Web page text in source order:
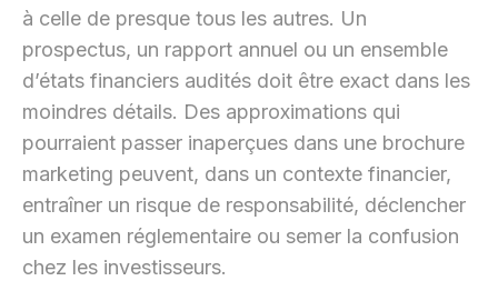
à celle de presque tous les autres. Un
prospectus, un rapport annuel ou un ensemble
d’états financiers audités doit être exact dans les
moindres détails. Des approximations qui
pourraient passer inaperçues dans une brochure
marketing peuvent, dans un contexte financier,
entraîner un risque de responsabilité, déclencher
un examen réglementaire ou semer la confusion
chez les investisseurs.